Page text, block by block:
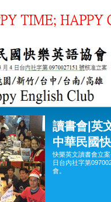
讀書會|英
中華民國
快樂英文讀書會立
日台內社字第
會。